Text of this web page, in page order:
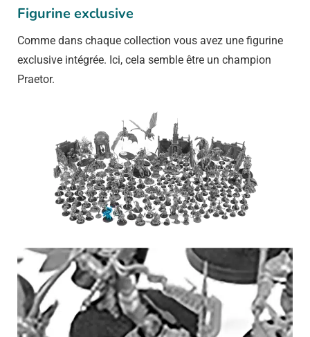
Figurine exclusive
Comme dans chaque collection vous avez une figurine
exclusive intégrée. Ici, cela semble être un champion
Praetor.